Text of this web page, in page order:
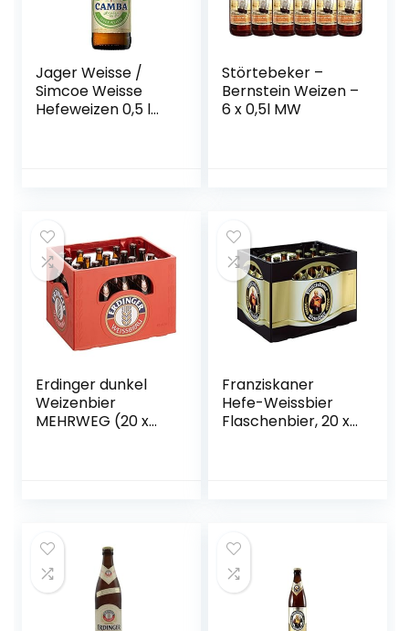
Jager Weisse /
Simcoe Weisse
Hefeweizen 0,5 l
Störtebeker –
Bernstein Weizen –
6 x 0,5l MW
Erdinger dunkel
Weizenbier
MEHRWEG (20 x
Franziskaner
Hefe-Weissbier
Flaschenbier, 20 x